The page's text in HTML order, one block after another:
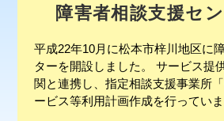
障害者相談支援セ
平成22年10月に松本市梓川地区に
ターを開設しました。 サービス提
関と連携し、指定相談支援事業所
ービス等利用計画作成を行っていま